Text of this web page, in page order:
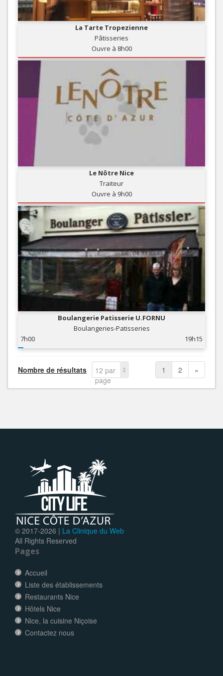
La Tarte Tropezienne
Pâtisseries
Ouvre à 8h00
Le Nôtre Nice
Traiteur
Ouvre à 9h00
Boulangerie Patisserie U.FORNU
Boulangeries-Patisseries
7h00
19h15
Nombre de résultats
12 par
page
1 2 »
© 2017-2026 | La Clinique du Web
All Rights Reserved
Pages
Accueil
Liste des établissements
Restaurants Nice
Hôtels Nice
Nice, la cuisine Niçoise
Contactez nous